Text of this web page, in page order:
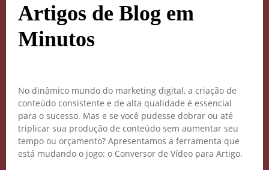
Artigos de Blog em
Minutos
No dinâmico mundo do marketing digital, a criação de
conteúdo consistente e de alta qualidade é essencial
para o sucesso. Mas e se você pudesse dobrar ou até
triplicar sua produção de conteúdo sem aumentar seu
tempo ou orçamento? Apresentamos a ferramenta que
está mudando o jogo: o Conversor de Vídeo para Artigo.